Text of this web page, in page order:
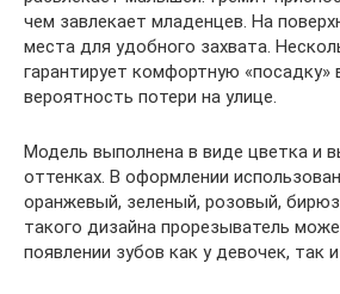
чем завлекает младенцев. На
места для удобного захвата.
гарантирует комфортную «посадку»
вероятность потери на улице.
Модель выполнена в виде цветка и
оттенках. В оформлении
оранжевый, зеленый, розовый,
такого дизайна прорезыватель
появлении зубов как у девочек, так